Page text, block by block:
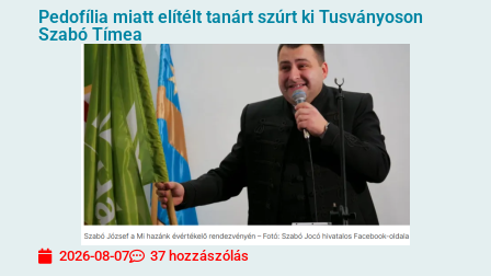
Pedofília miatt elítélt tanárt szúrt ki Tusványoson
Szabó Tímea
2026-08-07 37 hozzászólás